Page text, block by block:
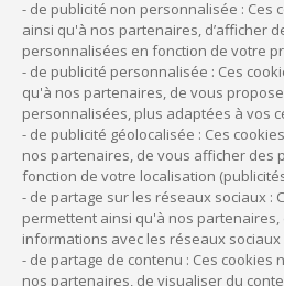
FAQ
Plan du site
Données personnelles
Tarifs des actes de gestion
Partenaires
Accessibilité : non conforme
- de publicité non personnalisée : Ces
ainsi qu'à nos partenaires, d’afficher
personnalisées en fonction de votre
- de publicité personnalisée : Ces
qu'à nos partenaires, de vous
personnalisées, plus adaptées à vos
- de publicité géolocalisée : Ces
nos partenaires, de vous afficher des
fonction de votre localisation
- de partage sur les réseaux sociaux :
permettent ainsi qu'à nos
informations avec les réseaux sociaux
- de partage de contenu : Ces cookies
nos partenaires, de visualiser du